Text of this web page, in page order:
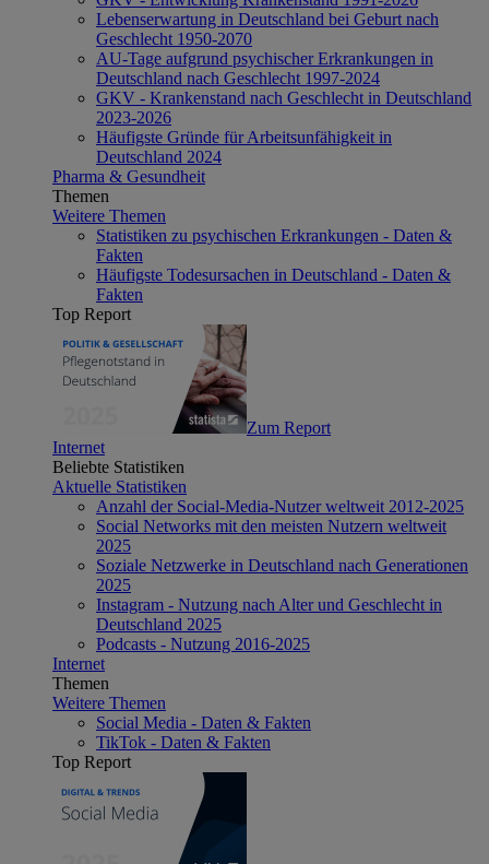
Lebenserwartung in Deutschland bei Geburt nach
Geschlecht 1950-2070
AU-Tage aufgrund psychischer Erkrankungen in
Deutschland nach Geschlecht 1997-2024
GKV - Krankenstand nach Geschlecht in Deutschland
2023-2026
Häufigste Gründe für Arbeitsunfähigkeit in
Deutschland 2024
Pharma & Gesundheit
Themen
Weitere Themen
Statistiken zu psychischen Erkrankungen - Daten &
Fakten
Häufigste Todesursachen in Deutschland - Daten &
Fakten
Top Report
Zum Report
Internet
Beliebte Statistiken
Aktuelle Statistiken
Anzahl der Social-Media-Nutzer weltweit 2012-2025
Social Networks mit den meisten Nutzern weltweit
2025
Soziale Netzwerke in Deutschland nach Generationen
2025
Instagram - Nutzung nach Alter und Geschlecht in
Deutschland 2025
Podcasts - Nutzung 2016-2025
Internet
Themen
Weitere Themen
Social Media - Daten & Fakten
TikTok - Daten & Fakten
Top Report